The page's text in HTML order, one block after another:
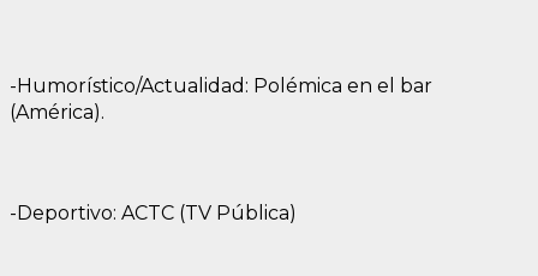
-Humorístico/Actualidad: Polémica en el bar
(América).
-Deportivo: ACTC (TV Pública)